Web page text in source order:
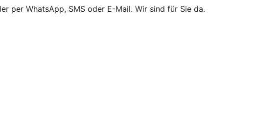
per WhatsApp, SMS oder E-Mail. Wir sind für Sie da.